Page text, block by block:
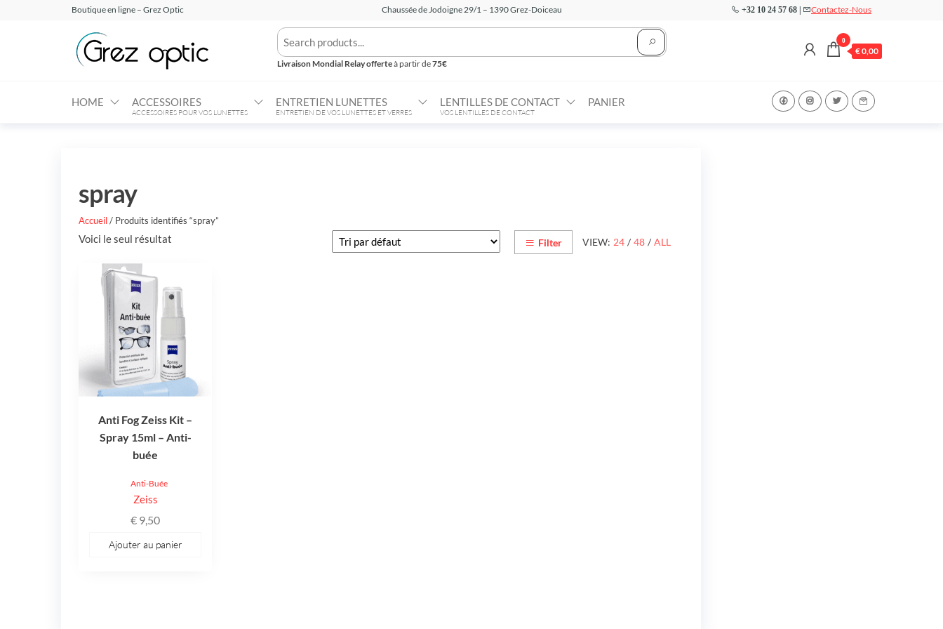
Boutique en ligne – Grez Optic Chaussée de Jodoigne 29/1 – 1390 Grez-Doiceau +32 10 24 57 68 | Contactez-Nous
Optic –Livraison Mondial Relay offerteà partir de75€
0
€0,00
HOME ACCESSOIRES
ACCESSOIRES POUR VOS LUNETTES
ENTRETIEN LUNETTES
ENTRETIEN DE VOS LUNETTES ET VERRES
LENTILLES DE CONTACT
VOS LENTILLES DE CONTACT
PANIER
spray
Accueil/ Produits identifiés “spray”
VIEW: 24 / 48 / ALL
Filter
Voici le seul résultat
Anti Fog Zeiss Kit –
Spray 15ml – Anti-
buée
Anti-Buée
Zeiss
€ 9,50
Ajouter au panier